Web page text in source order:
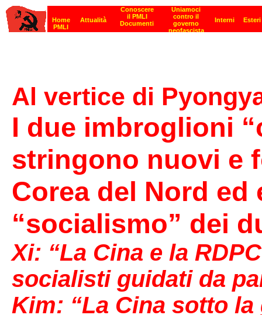
Al vertice di
I due imbroglioni
stringono nuovi e
Corea del Nord ed
“socialismo” dei
Xi: “La Cina e la
socialisti guidati da
Kim: “La Cina sotto